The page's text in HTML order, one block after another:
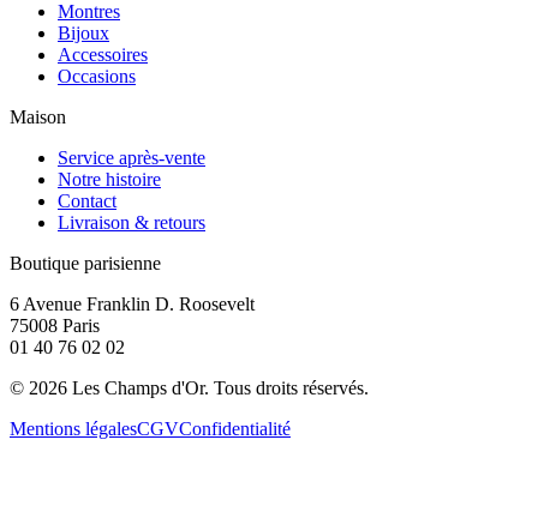
Montres
Bijoux
Accessoires
Occasions
Maison
Service après-vente
Notre histoire
Contact
Livraison & retours
Boutique parisienne
6 Avenue Franklin D. Roosevelt
75008 Paris
01 40 76 02 02
© 2026 Les Champs d'Or. Tous droits réservés.
Mentions légalesCGVConfidentialité